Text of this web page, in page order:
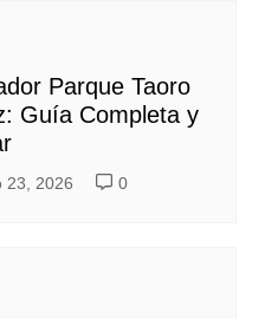
Parque Taoro
Guía Completa y
23, 2026 0